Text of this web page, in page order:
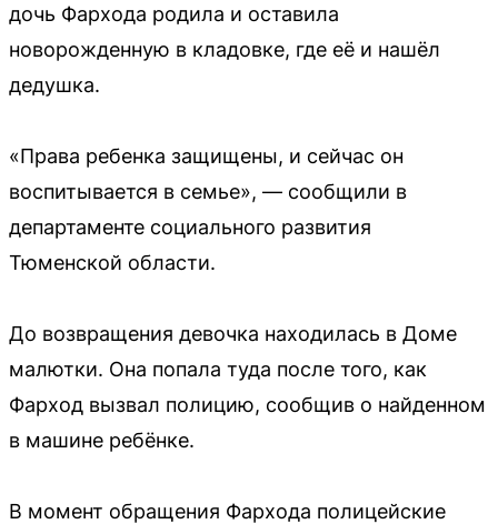
дочь Фархода родила и оставила
новорожденную в кладовке, где её и нашёл
дедушка.
«Права ребенка защищены, и сейчас он
воспитывается в семье», — сообщили в
департаменте социального развития
Тюменской области.
До возвращения девочка находилась в Доме
малютки. Она попала туда после того, как
Фарход вызвал полицию, сообщив о найденном
в машине ребёнке.
В момент обращения Фархода полицейские